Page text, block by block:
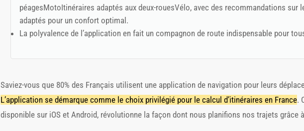
péagesMotoItinéraires adaptés aux deux-rouesVélo, avec des recommandations sur
adaptés pour un confort optimal.
La polyvalence de l’application en fait un compagnon de route indispensable pour
Saviez-vous que 80% des Français utilisent une application de navigation pour leurs
L’application se démarque comme le choix privilégié pour le calcul d’itinéraires en France.
disponible sur iOS et Android, révolutionne la façon dont nous planifions nos trajets grâce